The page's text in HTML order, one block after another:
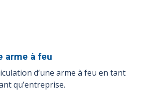
arme à feu
d’une arme à feu en tant
qu’entreprise.